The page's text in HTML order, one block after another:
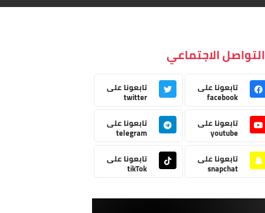
التواصل الاجتماعي
تابعونا على
facebook
تابعونا على
twitter
تابعونا على
youtube
تابعونا على
telegram
تابعونا على
snapchat
تابعونا على
tikTok